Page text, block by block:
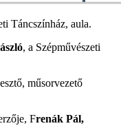
Táncszínház, aula.
, a Szépművészeti
műsorvezető
Frenák Pál,